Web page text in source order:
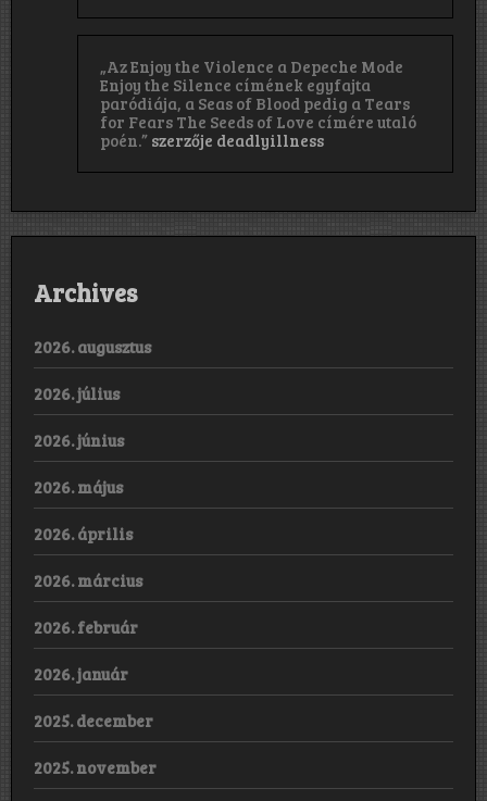
„Az Enjoy the Violence a Depeche Mode
Enjoy the Silence címének egyfajta
paródiája, a Seas of Blood pedig a Tears
for Fears The Seeds of Love címére utaló
poén.” szerzője deadlyillness
Archives
2026. augusztus
2026. július
2026. június
2026. május
2026. április
2026. március
2026. február
2026. január
2025. december
2025. november